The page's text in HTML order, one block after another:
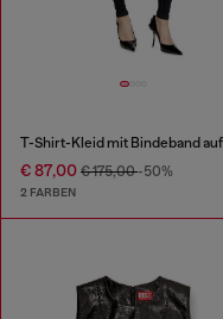
€ 87,00 € 175,00-50%
2 FARBEN